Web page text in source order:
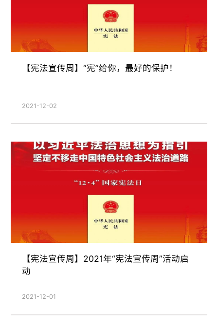
【宪法宣传周】“宪”给你，最好的保护！
2021-12-02
【宪法宣传周】2021年“宪法宣传周”活动启
动
2021-12-01